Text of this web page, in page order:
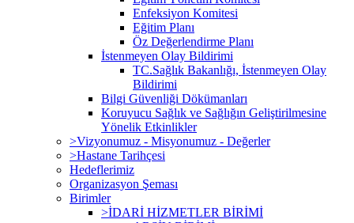
Enfeksiyon Komitesi
Eğitim Planı
Öz Değerlendirme Planı
İstenmeyen Olay Bildirimi
TC.Sağlık Bakanlığı, İstenmeyen Olay
Bildirimi
Bilgi Güvenliği Dökümanları
Koruyucu Sağlık ve Sağlığın Geliştirilmesine
Yönelik Etkinlikler
>Vizyonumuz - Misyonumuz - Değerler
>Hastane Tarihçesi
Hedeflerimiz
Organizasyon Şeması
Birimler
>İDARİ HİZMETLER BİRİMİ